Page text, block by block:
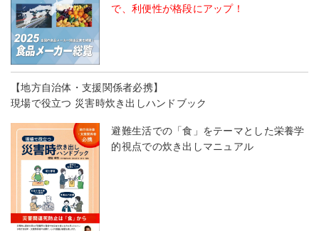
で、利便性が格段にアップ！
【地方自治体・支援関係者必携】
現場で役立つ 災害時炊き出しハンドブック
避難生活での「食」をテーマとした栄養学
的視点での炊き出しマニュアル